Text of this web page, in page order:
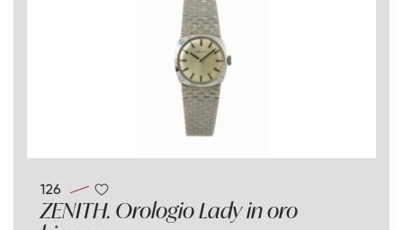
126
ZENITH. Orologio Lady in oro